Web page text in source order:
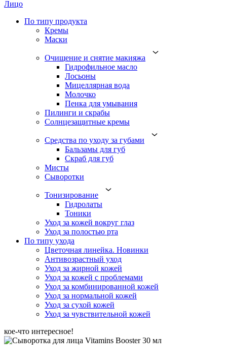
Лицо
По типу продукта
Кремы
Маски
Очищение и снятие макияжа
Гидрофильное масло
Лосьоны
Мицеллярная вода
Молочко
Пенка для умывания
Пилинги и скрабы
Солнцезащитные кремы
Средства по уходу за губами
Бальзамы для губ
Скраб для губ
Мисты
Сыворотки
Тонизирование
Гидролаты
Тоники
Уход за кожей вокруг глаз
Уход за полостью рта
По типу ухода
Цветочная линейка. Новинки
Антивозрастный уход
Уход за жирной кожей
Уход за кожей с проблемами
Уход за комбинированной кожей
Уход за нормальной кожей
Уход за сухой кожей
Уход за чувствительной кожей
кое-что интересное!